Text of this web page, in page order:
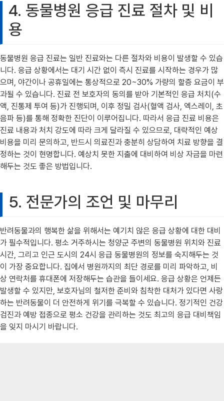
4. 동물병원 응급 진료 절차 및 비
용
동물병원 응급 진료는 일반 진료와는 다른 절차와 비용이 발생할 수 있습
니다. 응급 상황에서는 대기 시간 없이 즉시 진료를 시작하는 경우가 많
으며, 야간이나 공휴일에는 통상적으로 20~30% 가량의 할증 요금이 부
과될 수 있습니다. 진료 전 보호자의 동의를 받아 기본적인 응급 처치(수
액, 진통제 투여 등)가 진행되며, 이후 정밀 검사(혈액 검사, 엑스레이, 초
음파 등)를 통해 정확한 진단이 이루어집니다. 따라서 응급 진료 비용은
진료 내용과 처치 강도에 따라 크게 달라질 수 있으므로, 대략적인 예상
비용을 미리 문의하고, 반드시 의료진과 충분히 상담하여 치료 방향을 결
정하는 것이 현명합니다. 예상치 못한 지출에 대비하여 비상 자금을 마련
해두는 것도 좋은 방법입니다.
5. 전문가의 조언 및 마무리
반려동물과의 행복한 삶을 위해서는 예기치 않은 응급 상황에 대한 대비
가 필수적입니다. 평소 거주하시는 청양군 주변의 동물병원 위치와 진료
시간, 그리고 인근 도시의 24시 응급 동물병원의 정보를 숙지해두는 것
이 가장 중요합니다. 집에서 병원까지의 최단 경로를 미리 파악하고, 비
상 연락처를 휴대폰에 저장해두는 습관을 들이세요. 응급 상황은 언제든
발생할 수 있지만, 보호자님의 철저한 준비와 침착한 대처가 있다면 사랑
하는 반려동물이 더 안전하게 위기를 극복할 수 있습니다. 정기적인 건강
검진과 예방 접종으로 평소 건강을 관리하는 것도 최고의 응급 대비책임
을 잊지 마시기 바랍니다.